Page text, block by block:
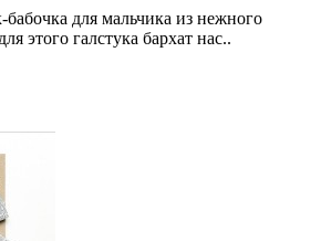
для мальчика из нежного
этого галстука бархат нас..